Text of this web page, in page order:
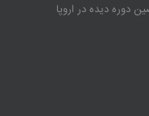
دیده در اروپا